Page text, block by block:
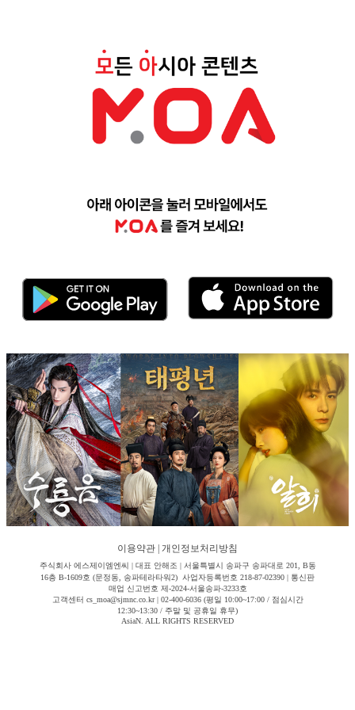
이용약관 개인정보처리방침
주식회사 에스제이엠엔씨 | 대표 안해조 | 서울특별시 송파구 송파대로 201, B동
16층 B-1609호 (문정동, 송파테라타워2) 사업자등록번호 218-87-02390 | 통신판
매업 신고번호 제-2024-서울송파-3233호
고객센터 cs_moa@sjmnc.co.kr | 02-400-6036 (평일 10:00~17:00 / 점심시간
12:30~13:30 / 주말 및 공휴일 휴무)
AsiaN. ALL RIGHTS RESERVED